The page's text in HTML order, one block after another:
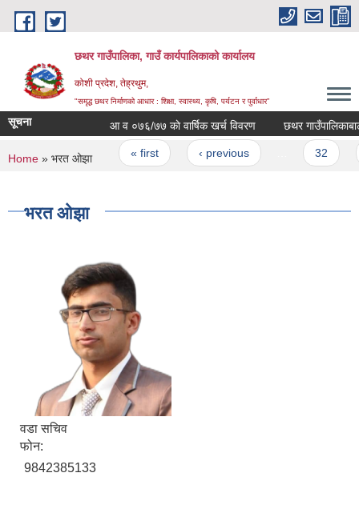
Skip to main content
छथर गाउँपालिका, गाउँ कार्यपालिकाको कार्यालय
कोशी प्रदेश, तेह्रथुम,
"समृद्ध छथर निर्माणको आधार : शिक्षा, स्वास्थ्य, कृषि, पर्यटन र पुर्वाधार”
सूचना आ‍ व ०७६/७७ काे वार्षिक खर्च विवरण छथर गाउँपालिकाबाट
Pages
« first ‹ previous
You are here
Home » भरत ओझा
भरत ओझा
वडा सचिव
फोन:
9842385133